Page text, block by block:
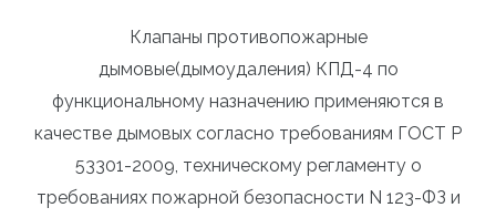
Клапаны противопожарные
дымовые(дымоудаления) КПД-4 по
функциональному назначению применяются в
качестве дымовых согласно требованиям ГОСТ Р
53301-2009, техническому регламенту о
требованиях пожарной безопасности N 123-ФЗ и